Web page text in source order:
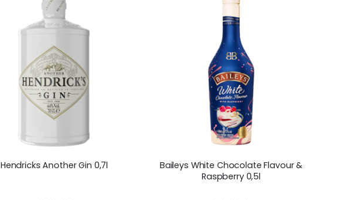
Hendricks Another Gin 0,7l
Baileys White Chocolate Flavour &
Raspberry 0,5l